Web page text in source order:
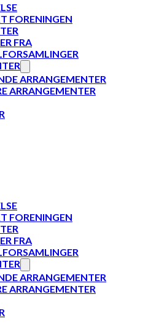
FORENINGEN
FRA
ARRANGEMENTER
ARRANGEMENTER
FORENINGEN
FRA
ARRANGEMENTER
ARRANGEMENTER